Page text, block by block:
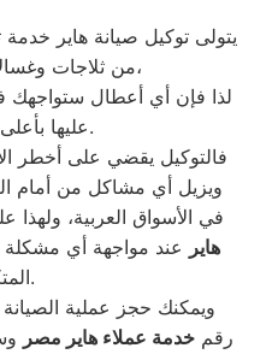
من ثلاجات وغسالات وديب فريزرات،
عليها بأعلى جودة ممكنة.
فالتوكيل يقضي على أخطر
ويزيل أي مشاكل من أمام
في الأسواق العربية، ولهذا
هاير عند مواجهة أي مشكلة
المتكافئة.
ويمكنك حجز عملية
رقمخدمة عملاء هاير مصر